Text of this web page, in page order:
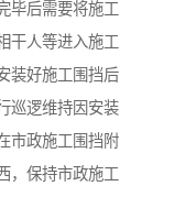
毕后需要将施工
干人等进入施工
装好施工围挡后
巡逻维持因安装
市政施工围挡附
，保持市政施工